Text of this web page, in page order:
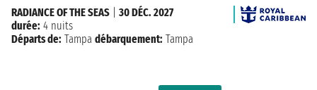
RADIANCE OF THE SEAS
30 DÉC. 2027
durée: 4 nuits
Départs de: Tampa débarquement: Tampa